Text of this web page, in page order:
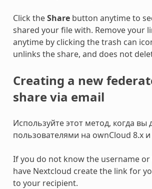
Click theSharebutton anytime to
shared your file with. Remove your
anytime by clicking the trash can
unlinks the share, and does not
Creating a new
share via email
Используйте этот метод, когда вы
пользователями на ownCloud 8.x
If you do not know the username or
have Nextcloud create the link for
to your recipient.